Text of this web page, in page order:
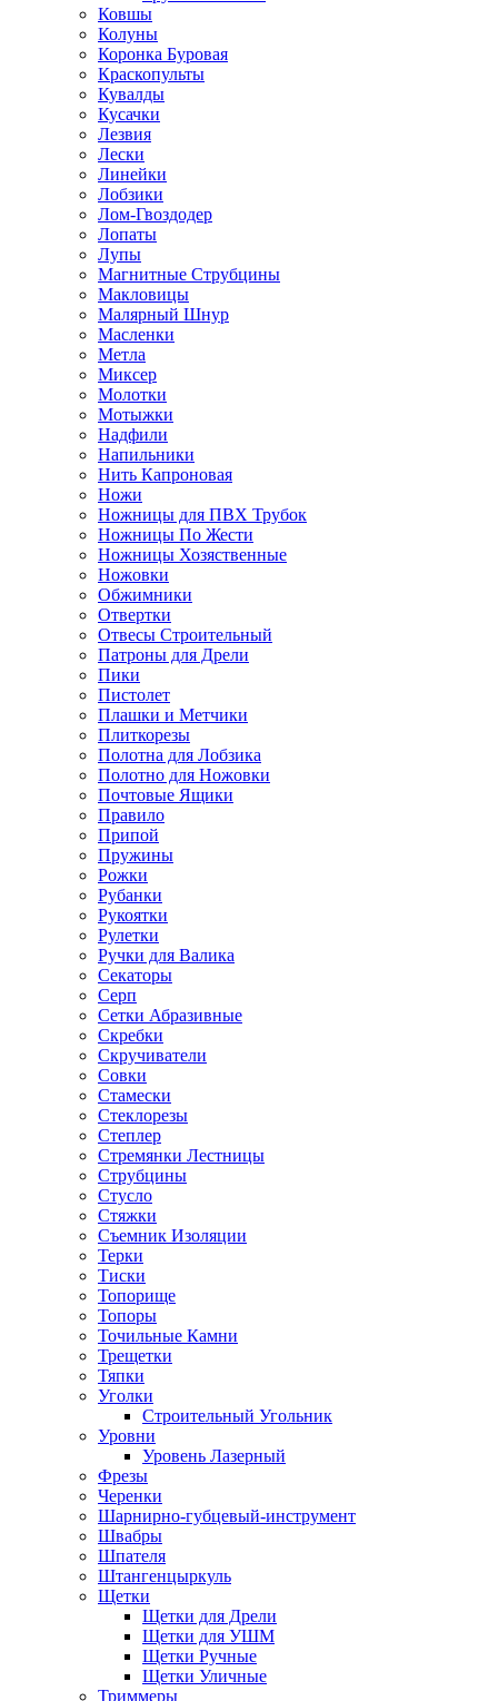
Ковшы
Колуны
Коронка Буровая
Краскопульты
Кувалды
Кусачки
Лезвия
Лески
Линейки
Лобзики
Лом-Гвоздодер
Лопаты
Лупы
Магнитные Струбцины
Макловицы
Малярный Шнур
Масленки
Метла
Миксер
Молотки
Мотыжки
Надфили
Напильники
Нить Капроновая
Ножи
Ножницы для ПВХ Трубок
Ножницы По Жести
Ножницы Хозяственные
Ножовки
Обжимники
Отвертки
Отвесы Строительный
Патроны для Дрели
Пики
Пистолет
Плашки и Метчики
Плиткорезы
Полотна для Лобзика
Полотно для Ножовки
Почтовые Ящики
Правило
Припой
Пружины
Рожки
Рубанки
Рукоятки
Рулетки
Ручки для Валика
Секаторы
Серп
Сетки Абразивные
Скребки
Скручиватели
Совки
Стамески
Стеклорезы
Степлер
Стремянки Лестницы
Струбцины
Стусло
Стяжки
Съемник Изоляции
Терки
Тиски
Топорище
Топоры
Точильные Камни
Трещетки
Тяпки
Уголки
Строительный Угольник
Уровни
Уровень Лазерный
Фрезы
Черенки
Шарнирно-губцевый-инструмент
Швабры
Шпателя
Штангенцыркуль
Щетки
Щетки для Дрели
Щетки для УШМ
Щетки Ручные
Щетки Уличные
Триммеры